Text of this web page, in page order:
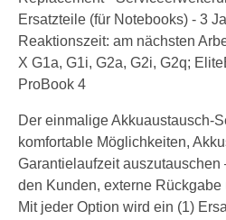
Ersatzteile (für Notebooks) - 3
Reaktionszeit: am nächsten
X G1a, G1i, G2a, G2i, G2q;
ProBook 4
Der einmalige Akkuaustausch-
komfortable Möglichkeiten,
Garantielaufzeit auszutauschen
den Kunden, externe Rückgabe
Mit jeder Option wird ein (1)